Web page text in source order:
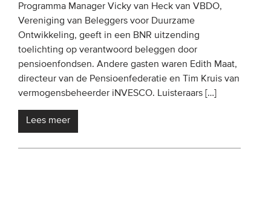
Programma Manager Vicky van Heck van VBDO,
Vereniging van Beleggers voor Duurzame
Ontwikkeling, geeft in een BNR uitzending
toelichting op verantwoord beleggen door
pensioenfondsen. Andere gasten waren Edith Maat,
directeur van de Pensioenfederatie en Tim Kruis van
vermogensbeheerder iNVESCO. Luisteraars […]
Lees meer